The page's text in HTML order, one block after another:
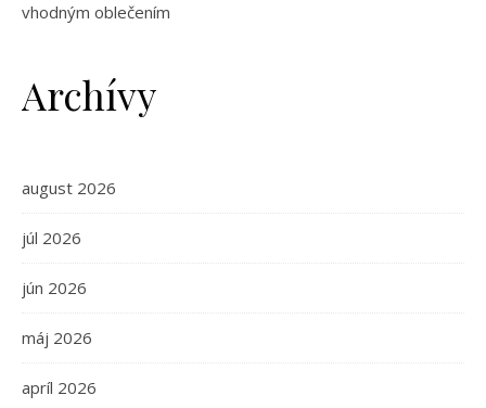
vhodným oblečením
Archívy
august 2026
júl 2026
jún 2026
máj 2026
apríl 2026